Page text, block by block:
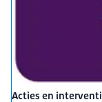
Acties en